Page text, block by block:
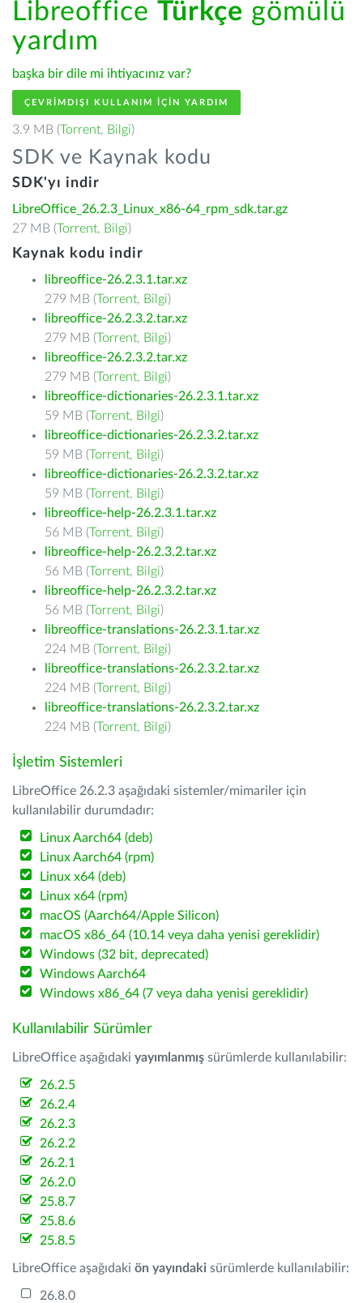
Libreoffice Türkçe gömülü
yardım
başka bir dile mi ihtiyacınız var?
ÇEVRIMDIŞI KULLANIM IÇIN YARDIM
3.9 MB (Torrent, Bilgi)
SDK ve Kaynak kodu
SDK'yı indir
LibreOffice_26.2.3_Linux_x86-64_rpm_sdk.tar.gz
27 MB (Torrent, Bilgi)
Kaynak kodu indir
libreoffice-26.2.3.1.tar.xz
279 MB (Torrent, Bilgi)
libreoffice-26.2.3.2.tar.xz
279 MB (Torrent, Bilgi)
libreoffice-26.2.3.2.tar.xz
279 MB (Torrent, Bilgi)
libreoffice-dictionaries-26.2.3.1.tar.xz
59 MB (Torrent, Bilgi)
libreoffice-dictionaries-26.2.3.2.tar.xz
59 MB (Torrent, Bilgi)
libreoffice-dictionaries-26.2.3.2.tar.xz
59 MB (Torrent, Bilgi)
libreoffice-help-26.2.3.1.tar.xz
56 MB (Torrent, Bilgi)
libreoffice-help-26.2.3.2.tar.xz
56 MB (Torrent, Bilgi)
libreoffice-help-26.2.3.2.tar.xz
56 MB (Torrent, Bilgi)
libreoffice-translations-26.2.3.1.tar.xz
224 MB (Torrent, Bilgi)
libreoffice-translations-26.2.3.2.tar.xz
224 MB (Torrent, Bilgi)
libreoffice-translations-26.2.3.2.tar.xz
224 MB (Torrent, Bilgi)
İşletim Sistemleri
LibreOffice 26.2.3 aşağıdaki sistemler/mimariler için
kullanılabilir durumdadır:
Linux Aarch64 (deb)
Linux Aarch64 (rpm)
Linux x64 (deb)
Linux x64 (rpm)
macOS (Aarch64/Apple Silicon)
macOS x86_64 (10.14 veya daha yenisi gereklidir)
Windows (32 bit, deprecated)
Windows Aarch64
Windows x86_64 (7 veya daha yenisi gereklidir)
Kullanılabilir Sürümler
LibreOffice aşağıdaki yayımlanmış sürümlerde kullanılabilir:
26.2.5
26.2.4
26.2.3
26.2.2
26.2.1
26.2.0
25.8.7
25.8.6
25.8.5
LibreOffice aşağıdaki ön yayındaki sürümlerde kullanılabilir:
26.8.0